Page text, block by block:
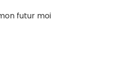
futur moi